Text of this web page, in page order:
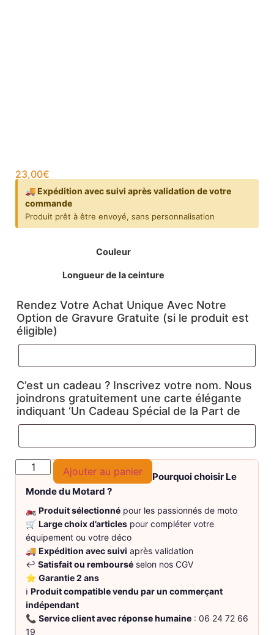
23,00€
🚚 Expédition avec suivi après validation de votre
commande
Produit prêt à être envoyé, sans personnalisation
Couleur
Longueur de la ceinture
Rendez Votre Achat Unique Avec Notre
Option de Gravure Gratuite (si le produit est
éligible)
C’est un cadeau ? Inscrivez votre nom. Nous
joindrons gratuitement une carte élégante
indiquant ‘Un Cadeau Spécial de la Part de
Ajouter au panier
Pourquoi choisir Le
Monde du Motard ?
🏍️ Produit sélectionné pour les passionnés de moto
🛒 Large choix d’articles pour compléter votre
équipement ou votre déco
🚚 Expédition avec suivi après validation
↩️ Satisfait ou remboursé selon nos CGV
⭐ Garantie 2 ans
ℹ️ Produit compatible vendu par un commerçant
indépendant
📞 Service client avec réponse humaine : 06 24 72 66
19